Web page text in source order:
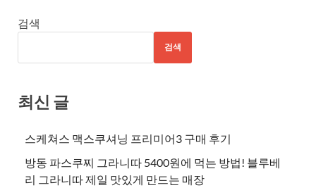
검색
검색
최신 글
스케쳐스 맥스쿠셔닝 프리미어3 구매 후기
방동 파스쿠찌 그라니따 5400원에 먹는 방법! 블루베
리 그라니따 제일 맛있게 만드는 매장